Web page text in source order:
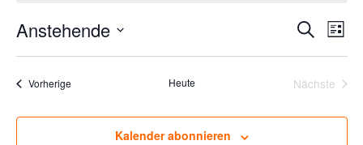
Ansichten,
SucheListe
Anstehende
VorherigeVeranstaltungen Heute
Nächste
Kalender abonnieren